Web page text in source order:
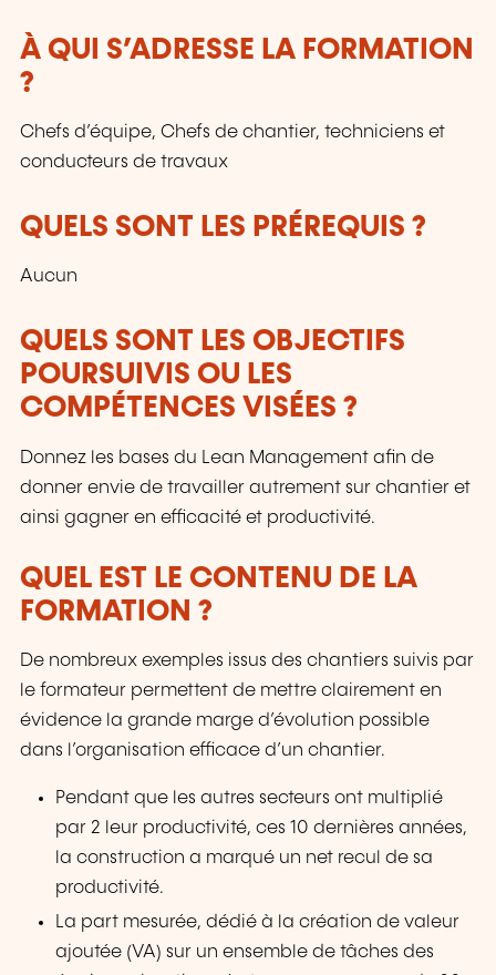
À QUI S’ADRESSE LA FORMATION
?
Chefs d’équipe, Chefs de chantier, techniciens et
conducteurs de travaux
QUELS SONT LES PRÉREQUIS ?
Aucun
QUELS SONT LES OBJECTIFS
POURSUIVIS OU LES
COMPÉTENCES VISÉES ?
Donnez les bases du Lean Management afin de
donner envie de travailler autrement sur chantier et
ainsi gagner en efficacité et productivité.
QUEL EST LE CONTENU DE LA
FORMATION ?
De nombreux exemples issus des chantiers suivis par
le formateur permettent de mettre clairement en
évidence la grande marge d’évolution possible
dans l’organisation efficace d’un chantier.
Pendant que les autres secteurs ont multiplié
par 2 leur productivité, ces 10 dernières années,
la construction a marqué un net recul de sa
productivité.
La part mesurée, dédié à la création de valeur
ajoutée (VA) sur un ensemble de tâches des